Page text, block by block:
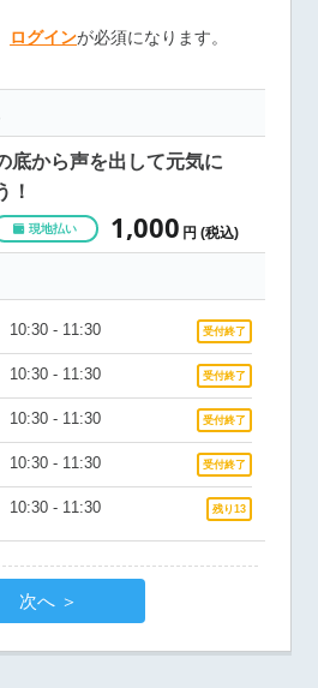
ログインが必須になります。
底から声を出して元気に
！
1,000 円 (税込)
現地払い
10:30 - 11:30 受付終了
10:30 - 11:30 受付終了
10:30 - 11:30 受付終了
10:30 - 11:30 受付終了
10:30 - 11:30 残り13